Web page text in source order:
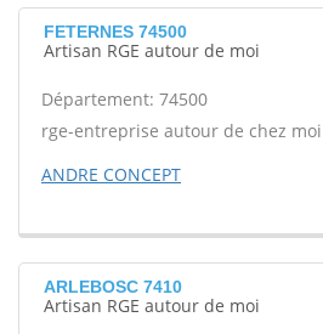
FETERNES 74500
Artisan RGE autour de moi
Département: 74500
rge-entreprise autour de chez moi
ANDRE CONCEPT
ARLEBOSC 7410
Artisan RGE autour de moi